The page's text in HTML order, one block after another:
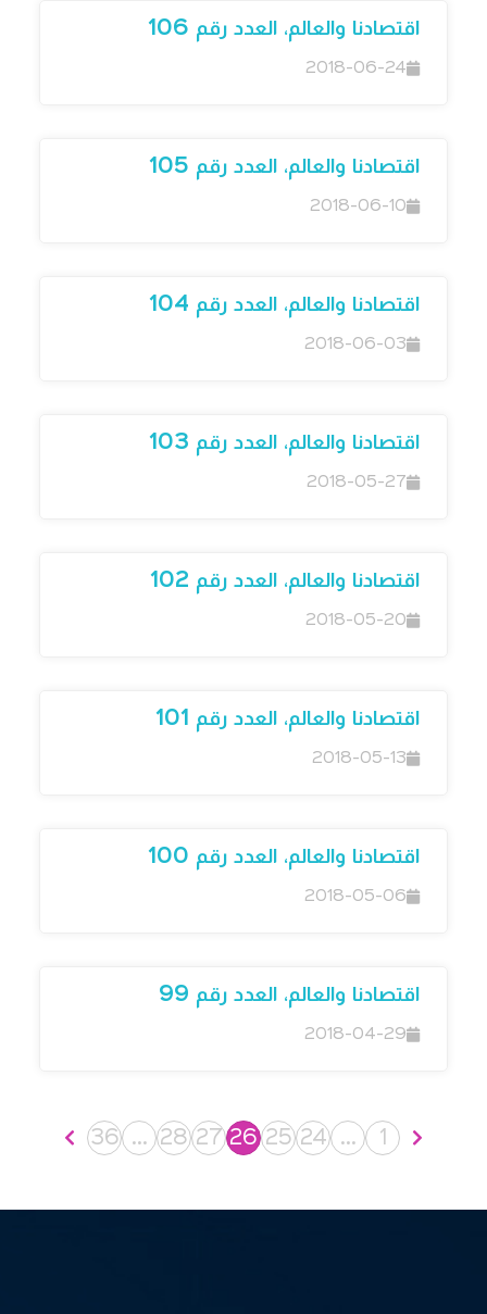
اقتصادنا والعالم، العدد رقم 106
2018-06-24
اقتصادنا والعالم، العدد رقم 105
2018-06-10
اقتصادنا والعالم، العدد رقم 104
2018-06-03
اقتصادنا والعالم، العدد رقم 103
2018-05-27
اقتصادنا والعالم، العدد رقم 102
2018-05-20
اقتصادنا والعالم، العدد رقم 101
2018-05-13
اقتصادنا والعالم، العدد رقم 100
2018-05-06
اقتصادنا والعالم، العدد رقم 99
2018-04-29
1
…
24
25
26
27
28
…
36